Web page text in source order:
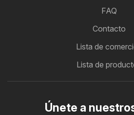
FAQ
Contacto
Lista de
Lista de
Únete a